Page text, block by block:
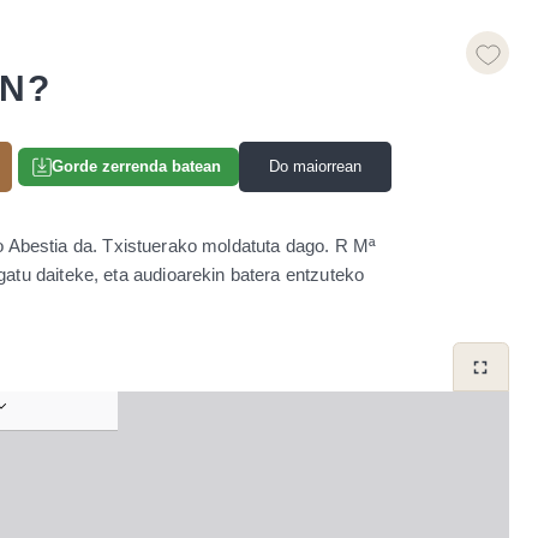
Gorde zerrenda batean Do maiorrean
da. Txistuerako moldatuta dago. R Mª
daiteke, eta audioarekin batera entzuteko